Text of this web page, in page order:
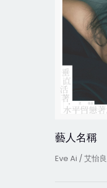
藝人名稱
Eve Ai / 艾怡良